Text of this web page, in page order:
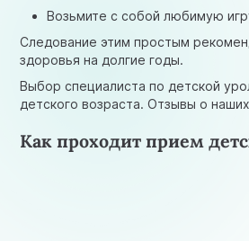
Возьмите с собой любимую
Следование этим простым
здоровья на долгие годы.
Выбор специалиста по детской
детского возраста. Отзывы о
Как проходит прием